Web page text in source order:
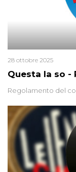
Questa la so -
28 ottobre 2025
Regolamento del